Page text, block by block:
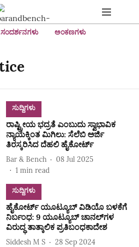
ಸಂದರ್ಶನಗಳು ಅಂಕಣಗಳು
ಸುದ್ದಿಗಳು
ರಾಷ್ಟ್ರೀಯ ಭದ್ರತೆ ಎಂಬುದು ಸ್ವಾಭಾವಿಕ
ನ್ಯಾಯಕ್ಕಿಂತ ಮಿಗಿಲು: ಸೆಲೆಬಿ ಅರ್ಜಿ
ತಿರಸ್ಕರಿಸಿದ ದೆಹಲಿ ಹೈಕೋರ್ಟ್
Bar & Bench
08 Jul 2025
1 min read
ಸುದ್ದಿಗಳು
ಹೈಕೋರ್ಟ್‌ ಯೂಟ್ಯೂಬ್‌ ವಿಡಿಯೊ ಬಳಕೆಗೆ
ನಿರ್ಬಂಧ: 9 ಯೂಟ್ಯೂಬ್‌ ಚಾನಲ್‌ಗಳ
ವಿರುದ್ಧ ತಾತ್ಕಾಲಿಕ ಪ್ರತಿಬಂಧಕಾದೇಶ
Siddesh M S
28 Sep 2024